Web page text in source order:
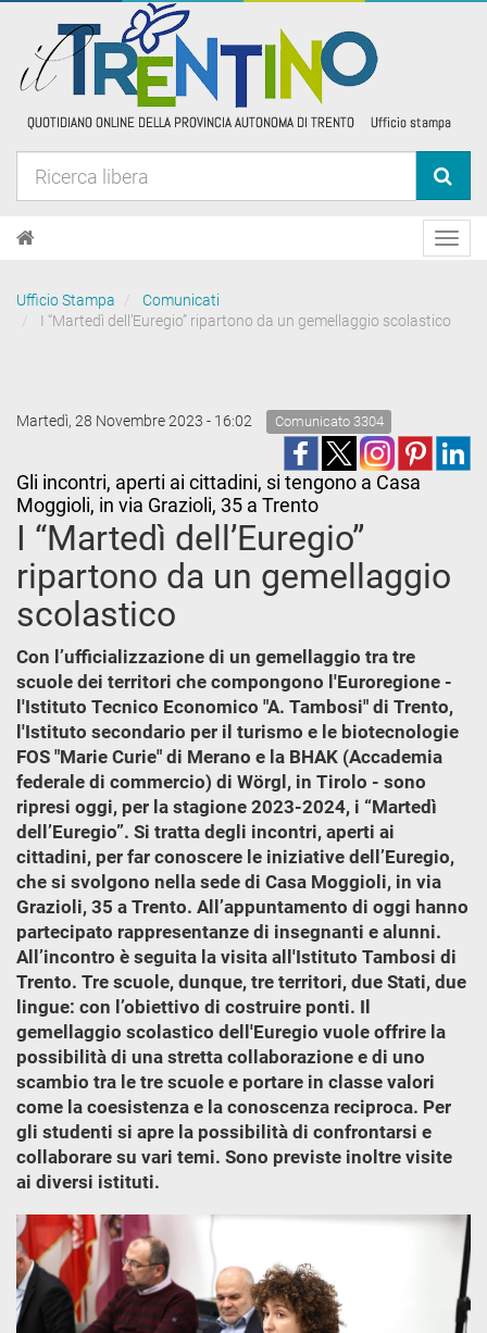
Ufficio Stampa
Comunicati
I “Martedì dell’Euregio” ripartono da un gemellaggio scolastico
Martedì, 28 Novembre 2023 - 16:02 Comunicato 3304
Gli incontri, aperti ai cittadini, si tengono a Casa
Moggioli, in via Grazioli, 35 a Trento
I “Martedì dell’Euregio”
ripartono da un gemellaggio
scolastico
Con l’ufficializzazione di un gemellaggio tra tre
scuole dei territori che compongono l'Euroregione -
l'Istituto Tecnico Economico "A. Tambosi" di Trento,
l'Istituto secondario per il turismo e le biotecnologie
FOS "Marie Curie" di Merano e la BHAK (Accademia
federale di commercio) di Wörgl, in Tirolo - sono
ripresi oggi, per la stagione 2023-2024, i “Martedì
dell’Euregio”. Si tratta degli incontri, aperti ai
cittadini, per far conoscere le iniziative dell’Euregio,
che si svolgono nella sede di Casa Moggioli, in via
Grazioli, 35 a Trento. All’appuntamento di oggi hanno
partecipato rappresentanze di insegnanti e alunni.
All’incontro è seguita la visita all'Istituto Tambosi di
Trento. Tre scuole, dunque, tre territori, due Stati, due
lingue: con l’obiettivo di costruire ponti. Il
gemellaggio scolastico dell'Euregio vuole offrire la
possibilità di una stretta collaborazione e di uno
scambio tra le tre scuole e portare in classe valori
come la coesistenza e la conoscenza reciproca. Per
gli studenti si apre la possibilità di confrontarsi e
collaborare su vari temi. Sono previste inoltre visite
ai diversi istituti.